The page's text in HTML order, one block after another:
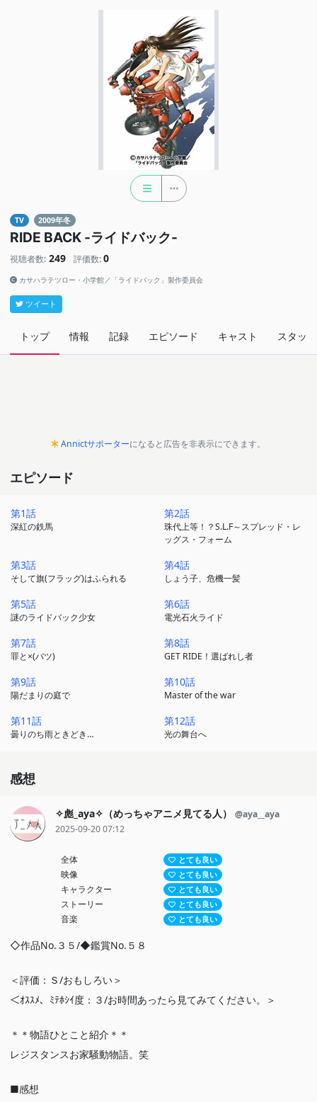
TV 2009年冬
RIDE BACK -ライドバック-
視聴者数: 249 評価数: 0
カサハラテツロー・小学館／「ライドバック」製作委員会
ツイート
トップ 情報 記録 エピソード キャスト スタッフ
Annictサポーターになると広告を非表示にできます。
エピソード
第1話
深紅の鉄馬
第2話
珠代上等！？S.L.F～スプレッド・レ
ッグス・フォーム
第3話
そして旗(フラッグ)はふられる
第4話
しょう子、危機一髪
第5話
謎のライドバック少女
第6話
電光石火ライド
第7話
罪と×(バツ)
第8話
GET RIDE！選ばれし者
第9話
陽だまりの庭で
第10話
Master of the war
第11話
曇りのち雨ときどき…
第12話
光の舞台へ
感想
✧彪_aya✧（めっちゃアニメ見てる人）
@aya__aya
2025-09-20 07:12
全体 とても良い
映像 とても良い
キャラクター とても良い
ストーリー とても良い
音楽 とても良い
◇作品No.３５/◆鑑賞No.５８
＜評価：Ｓ/おもしろい＞
＜ｵｽｽﾒ、ﾐﾃﾎｼｲ度：３/お時間あったら見てみてください。＞
＊＊物語ひとこと紹介＊＊
レジスタンスお家騒動物語。笑
■感想